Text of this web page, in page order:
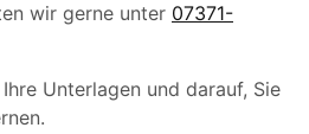
wir gerne unter 07371-
Unterlagen und darauf, Sie